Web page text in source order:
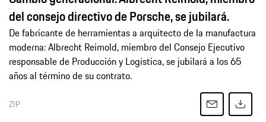
del consejo directivo de Porsche, se jubilará.
De fabricante de herramientas a arquitecto de la manufactura
moderna: Albrecht Reimold, miembro del Consejo Ejecutivo
responsable de Producción y Logística, se jubilará a los 65
años al término de su contrato.
ZIP